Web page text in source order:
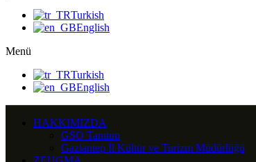
Turkish
English
Menü
Turkish
English
HAKKIMIZDA
GSO Tanıtım
Gaziantep İl Kültür ve Turizm Müdürlüğü